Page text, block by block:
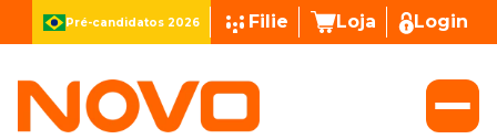
Pré-candidatos 2026 Filie Loja Login